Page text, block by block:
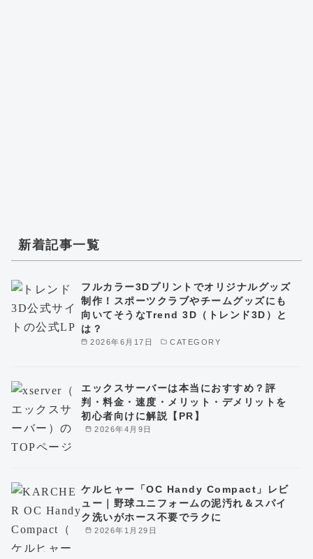
新着記事一覧
2026年6月17日 CATEGORY
フルカラー3Dプリントでオリジナルグッズ
制作！スポーツクラブやチームグッズにも
向いてそうなTrend 3D（トレンド3D）と
は？
2026年4月9日
エックスサーバーは本当におすすめ？評
判・料金・速度・メリット・デメリットを
初心者向けに解説【PR】
2026年1月29日
ケルヒャー「OC Handy Compact」レビ
ュー｜野球ユニフォームの泥汚れ＆スパイ
ク洗いがホース不要でラクに